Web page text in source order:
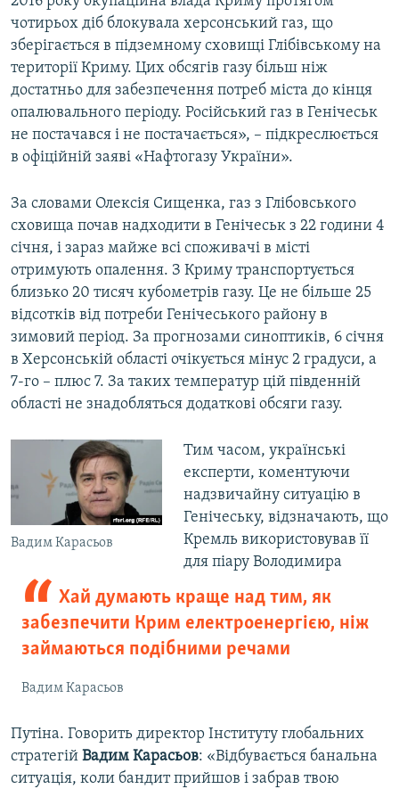
чотирьох діб блокувала херсонський газ, що
зберігається в підземному сховищі Глібівському на
території Криму. Цих обсягів газу більш ніж
достатньо для забезпечення потреб міста до кінця
опалювального періоду. Російський газ в Генічеськ
не постачався і не постачається», – підкреслюється
в офіційній заяві «Нафтогазу України».
За словами Олексія Сищенка, газ з Глібовського
сховища почав надходити в Генічеськ з 22 години 4
січня, і зараз майже всі споживачі в місті
отримують опалення. З Криму транспортується
близько 20 тисяч кубометрів газу. Це не більше 25
відсотків від потреби Генічеського району в
зимовий період. За прогнозами синоптиків, 6 січня
в Херсонській області очікується мінус 2 градуси, а
7-го – плюс 7. За таких температур цій південній
області не знадобляться додаткові обсяги газу.
Вадим Карасьов
Хай думають краще над тим, як
забезпечити Крим електроенергією, ніж
займаються подібними речами
Вадим Карасьов
Тим часом, українські
експерти, коментуючи
надзвичайну ситуацію в
Генічеську, відзначають, що
Кремль використовував її
для піару Володимира
Путіна. Говорить директор Інституту глобальних
стратегій Вадим Карасьов: «Відбувається банальна
ситуація, коли бандит прийшов і забрав твою